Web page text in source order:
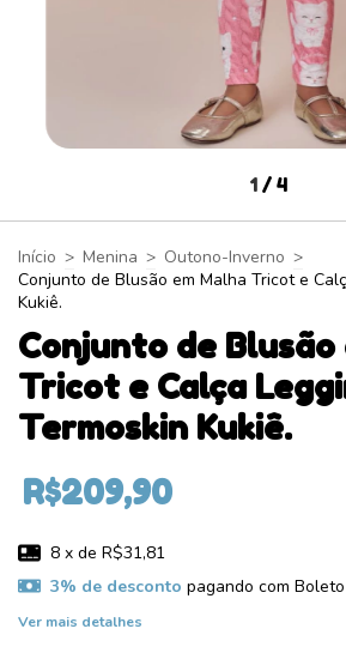
1 / 4
Início > Menina > Outono-Inverno >
Conjunto de Blusão em Malha Tricot e
Kukiê.
Conjunto de Blusão
Tricot e Calça
Termoskin Kukiê.
R$209,90
8 x de R$31,81
3% de desconto pagando com Boleto
Ver mais detalhes